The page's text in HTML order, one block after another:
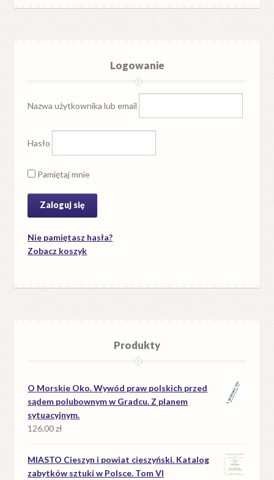
Logowanie
Nazwa użytkownika lub email
Hasło
Pamiętaj mnie
Nie pamiętasz hasła?
Zobacz koszyk
Produkty
O Morskie Oko. Wywód praw polskich przed
sądem polubownym w Gradcu. Z planem
sytuacyjnym.
126.00zł
MIASTO Cieszyn i powiat cieszyński. Katalog
zabytków sztuki w Polsce. Tom VI